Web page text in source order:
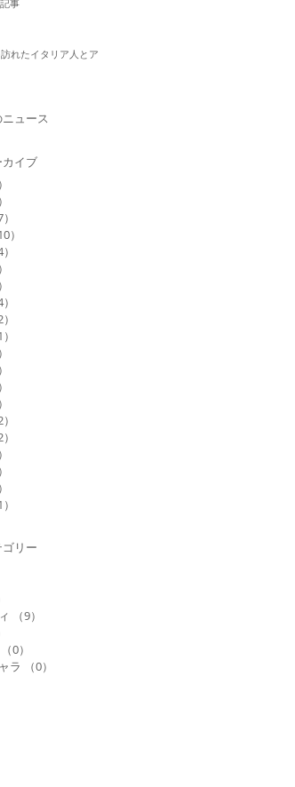
事
れたイタリア人とア
ュース
カイブ
）
ゴリー
（9）
（0）
ラ
（0）